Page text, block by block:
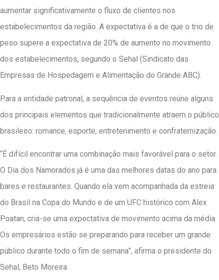
aumentar significativamente o fluxo de clientes nos
estabelecimentos da região. A expectativa é a de que o trio de
peso supere a expectativa de 20% de aumento no movimento
dos estabelecimentos, segundo o Sehal (Sindicato das
Empresas de Hospedagem e Alimentação do Grande ABC).
Para a entidade patronal, a sequência de eventos reúne alguns
dos principais elementos que tradicionalmente atraem o público
brasileiro: romance, esporte, entretenimento e confraternização.
“É difícil encontrar uma combinação mais favorável para o setor.
O Dia dos Namorados já é uma das melhores datas do ano para
bares e restaurantes. Quando ela vem acompanhada da estreia
do Brasil na Copa do Mundo e de um UFC histórico com Alex
Poatan, cria-se uma expectativa de movimento acima da média.
Os empresários estão se preparando para receber um grande
público durante todo o fim de semana”, afirma o presidente do
Sehal, Beto Moreira.